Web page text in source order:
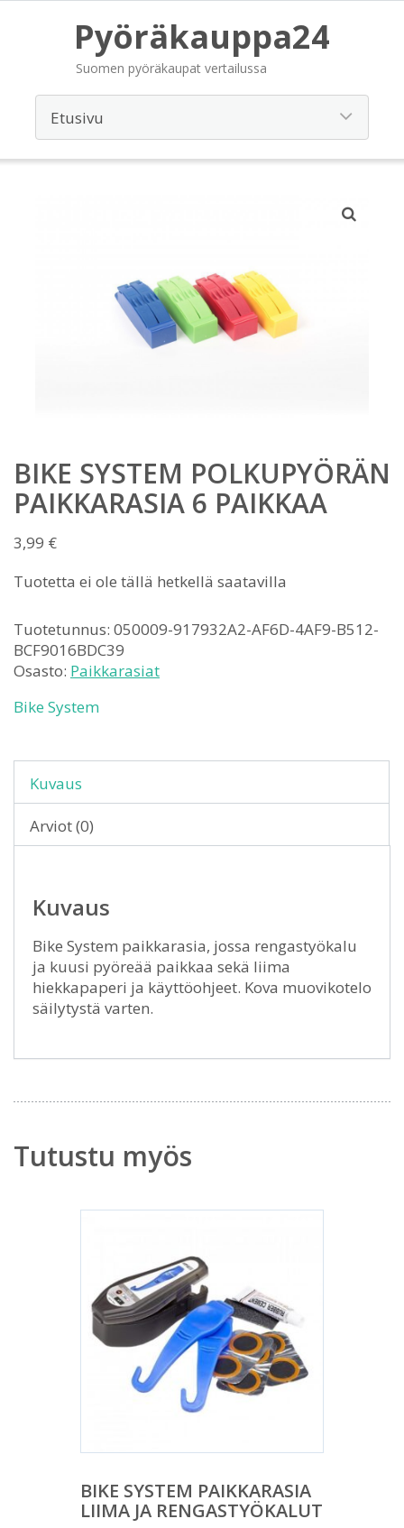
Pyöräkauppa24
Suomen pyöräkaupat vertailussa
BIKE SYSTEM POLKUPYÖRÄN
PAIKKARASIA 6 PAIKKAA
3,99 €
Tuotetta ei ole tällä hetkellä saatavilla
Tuotetunnus: 050009-917932A2-AF6D-4AF9-B512-
BCF9016BDC39
Osasto: Paikkarasiat
Bike System
Kuvaus
Arviot (0)
Kuvaus
Bike System paikkarasia, jossa rengastyökalu
ja kuusi pyöreää paikkaa sekä liima
hiekkapaperi ja käyttöohjeet. Kova muovikotelo
säilytystä varten.
Tutustu myös
BIKE SYSTEM PAIKKARASIA
LIIMA JA RENGASTYÖKALUT